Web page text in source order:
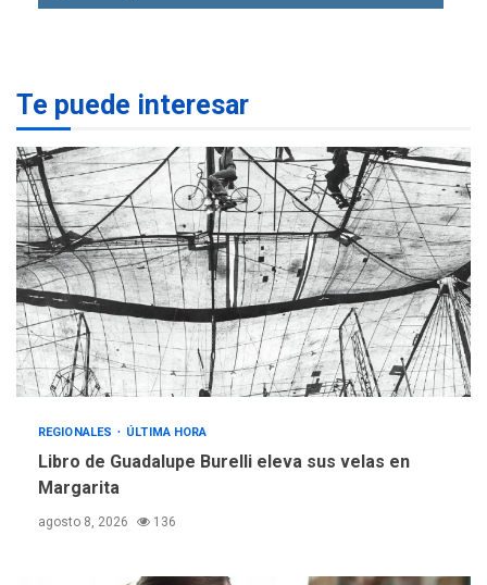
Margarita será sede de
3
Mariño fortalece capacidad
operativa con flota
vehicular de 60 unidades
adquiridas en un año de
gestión
4
REGIONALES ÚLTIMA HORA
Reparan hundimiento de la
«Juan Bautista Arismendi» a
la altura de Macho Muerto
5
ÚLTIMA HORA
Fedecámaras NE y Unimar
Te puede interesar
REGIONALES ÚLTIMA HORA
Libro de Guadalupe Burelli eleva sus velas en
Margarita
agosto 8, 2026 136